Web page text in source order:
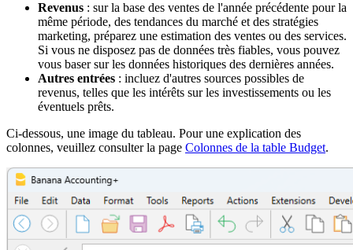
Revenus : sur la base des ventes de l'année précédente pour la
même période, des tendances du marché et des stratégies
marketing, préparez une estimation des ventes ou des services.
Si vous ne disposez pas de données très fiables, vous pouvez
vous baser sur les données historiques des dernières années.
Autres entrées : incluez d'autres sources possibles de
revenus, telles que les intérêts sur les investissements ou les
éventuels prêts.
Ci-dessous, une image du tableau. Pour une explication des
colonnes, veuillez consulter la page Colonnes de la table Budget.